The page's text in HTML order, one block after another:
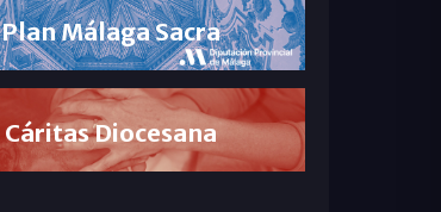
Plan Málaga Sacra
Cáritas Diocesana